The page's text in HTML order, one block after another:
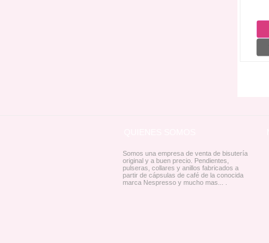
Somos una empresa de venta de bisutería
original y a buen precio. Pendientes,
pulseras, collares y anillos fabricados a
partir de cápsulas de café de la conocida
marca Nespresso y mucho mas... .